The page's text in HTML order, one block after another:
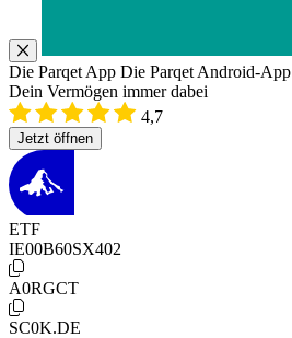
Die Parqet App Die Parqet Android-App
Dein Vermögen immer dabei
4,7
Jetzt öffnen
ETF
IE00B60SX402
A0RGCT
SC0K.DE